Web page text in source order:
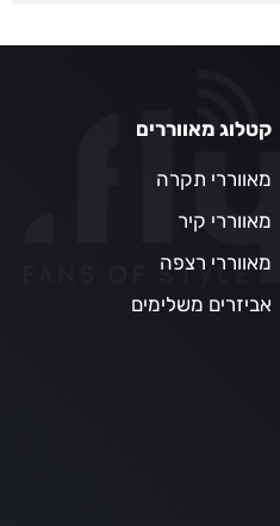
קטלוג מאווררים
מאווררי תקרה
מאווררי קיר
מאווררי רצפה
אביזרים משלימים